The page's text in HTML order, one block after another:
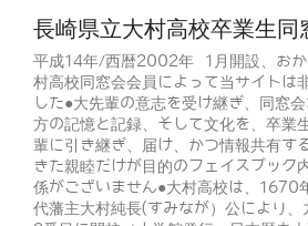
長崎県立大村高校卒業生同
平成14年/西暦2002年 1月開設、おか
村高校同窓会会員によって当サイトは
した●大先輩の意志を受け継ぎ、同窓
方の記憶と記録、そして文化を、卒業
輩に引き継ぎ、届け、かつ情報共有す
きた親睦だけが目的のフェイスブック
係がございません●大村高校は、1670
代藩主大村純長(すみなが）公により、